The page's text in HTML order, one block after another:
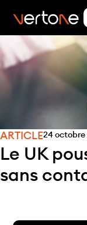
ARTICLE24 octobre
Le UK
sans